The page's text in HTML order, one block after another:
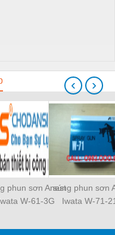
phun sơn Anest
W-61-3G
súng phun sơn
Iwata W-71-
‹ ›